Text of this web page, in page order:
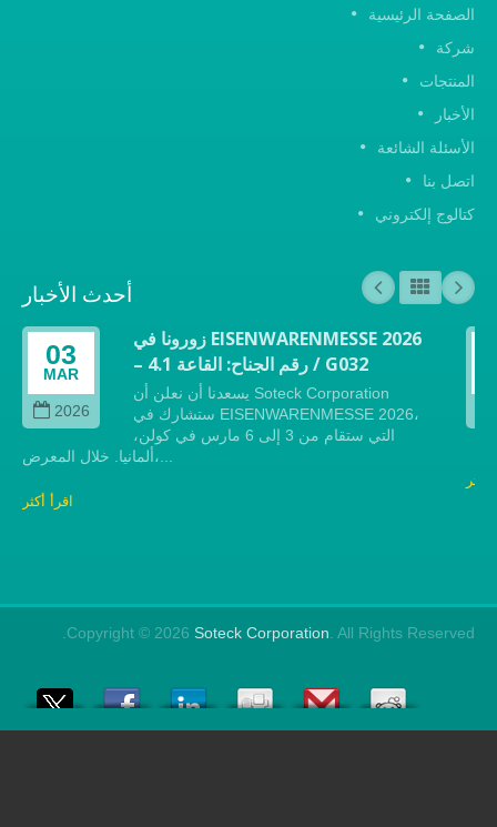
أحدث الأخبار
بسبب تفشي
03
MAR
2026
زورونا في EISENWARENMESSE 2026
يسعدنا أن نعلن أن Soteck Corporation
ستشارك في EISENWARENMESSE 2026،
التي ستقام من 3 إلى 6 مارس في كولن،
Copyright © 2026Soteck Corporation. All